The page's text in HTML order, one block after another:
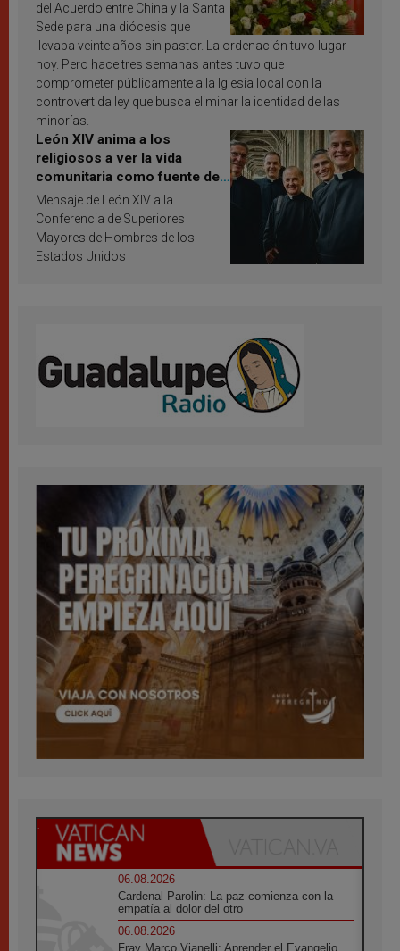
del Acuerdo entre China y la Santa
Sede para una diócesis que
llevaba veinte años sin pastor. La ordenación tuvo lugar
hoy. Pero hace tres semanas antes tuvo que
comprometer públicamente a la Iglesia local con la
controvertida ley que busca eliminar la identidad de las
minorías.
León XIV anima a los
religiosos a ver la vida
comunitaria como fuente de
inspiración y santificación
Mensaje de León XIV a la
Conferencia de Superiores
Mayores de Hombres de los
Estados Unidos
06.08.2026
Cardenal Parolin: La paz comienza con la
empatía al dolor del otro
06.08.2026
Fray Marco Vianelli: Aprender el Evangelio